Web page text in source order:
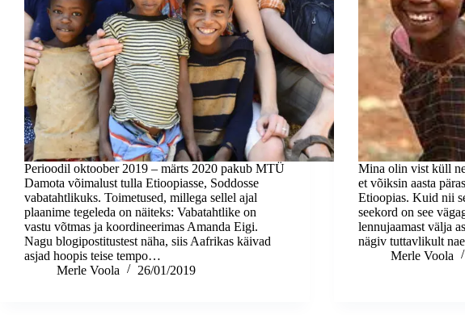
Perioodil oktoober 2019 – märts 2020 pakub MTÜ
Damota võimalust tulla Etioopiasse, Soddosse
vabatahtlikuks. Toimetused, millega sellel ajal
plaanime tegeleda on näiteks: Vabatahtlike on
vastu võtmas ja koordineerimas Amanda Eigi.
Nagu blogipostitustest näha, siis Aafrikas käivad
asjad hoopis teise tempo…
Merle Voola
26/01/2019
Mina olin vist küll
et võiksin aasta
Etioopias. Kuid nii
seekord on see
lennujaamast välja
nägiv tuttavlikult
Merle Voola